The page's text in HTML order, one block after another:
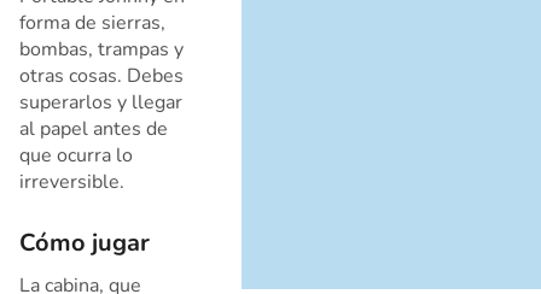
forma de sierras,
bombas, trampas y
otras cosas. Debes
superarlos y llegar
al papel antes de
que ocurra lo
irreversible.
Cómo jugar
La cabina, que